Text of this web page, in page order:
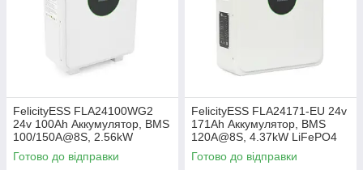
FelicityESS FLA24100WG2
24v 100Ah Аккумулятор, BMS
100/150A@8S, 2.56kW
LiFePO4 аккумуляторная
батарея литий-железо-
Готово до відправки
FelicityESS FLA24171-EU 24v
171Ah Аккумулятор, BMS
120A@8S, 4.37kW LiFePO4
аккумуляторная батарея
литий-железо-фосфат,
Готово до відправки